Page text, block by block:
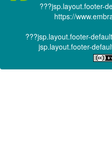
???jsp.layout.footer-
https://
???jsp.layout.footer-
jsp.layout.footer-